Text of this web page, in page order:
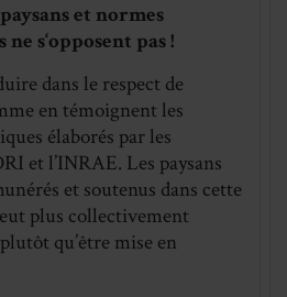
et normes
s‘opposent pas !
dans le respect de
en témoignent les
élaborés par les
et l’INRAE. Les paysans
et soutenus dans cette
plus collectivement
qu’être mise en